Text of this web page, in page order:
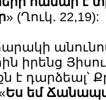
» (Ղուկ. 22,19):
իրենց
է դարձեալ՝
Ես եմ